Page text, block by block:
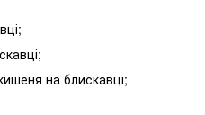
на блискавці;